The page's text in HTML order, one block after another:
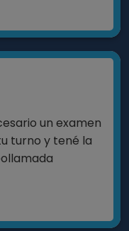
un examen
turno y tené la